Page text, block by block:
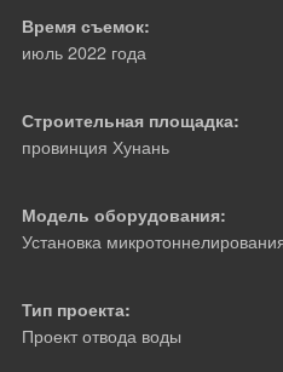
Примеры
Служба поддержки
Медиа-видео
О компании
Время съемок:
июль 2022 года
Строительная площадка:
провинция Хунань
Модель оборудования:
Установка
Тип проекта:
Проект отвода воды